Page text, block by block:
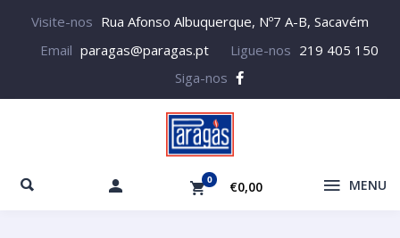
Visite-nos Rua Afonso Albuquerque, Nº7 A-B, Sacavém
Email paragas@paragas.pt Ligue-nos 219 405 150
Siga-nos
0 €0,00 MENU